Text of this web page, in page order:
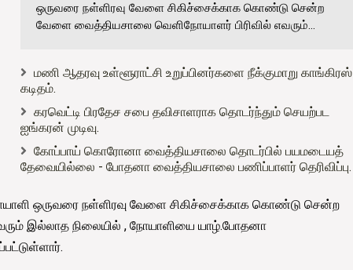
ஒருவரை நள்ளிரவு வேளை சிகிச்சைக்காக கொண்டு சென்ற
வேளை வைத்தியசாலை வெளிநோயாளர் பிரிவில் எவரும்...
மணி ஆதரவு உள்ளூராட்சி உறுப்பினர்களை நீக்குமாறு காங்கிரஸ்
கடிதம்.
கரவெட்டி பிரதேச சபை தவிசாளராக தொடர்ந்தும் செயற்பட
ஐங்கரன் முடிவு.
கோப்பாய் கொரோனா வைத்தியசாலை தொடர்பில் பயமடையத்
தேவையில்லை - போதனா வைத்தியசாலை பணிப்பாளர் தெரிவிப்பு.
ஒருவரை நள்ளிரவு வேளை சிகிச்சைக்காக கொண்டு சென்ற
இல்லாத நிலையில் , நோயாளியை யாழ்.போதனா